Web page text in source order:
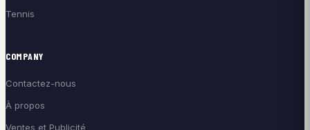
Tennis
COMPANY
Contactez-nous
À propos
Ventes et Publicité